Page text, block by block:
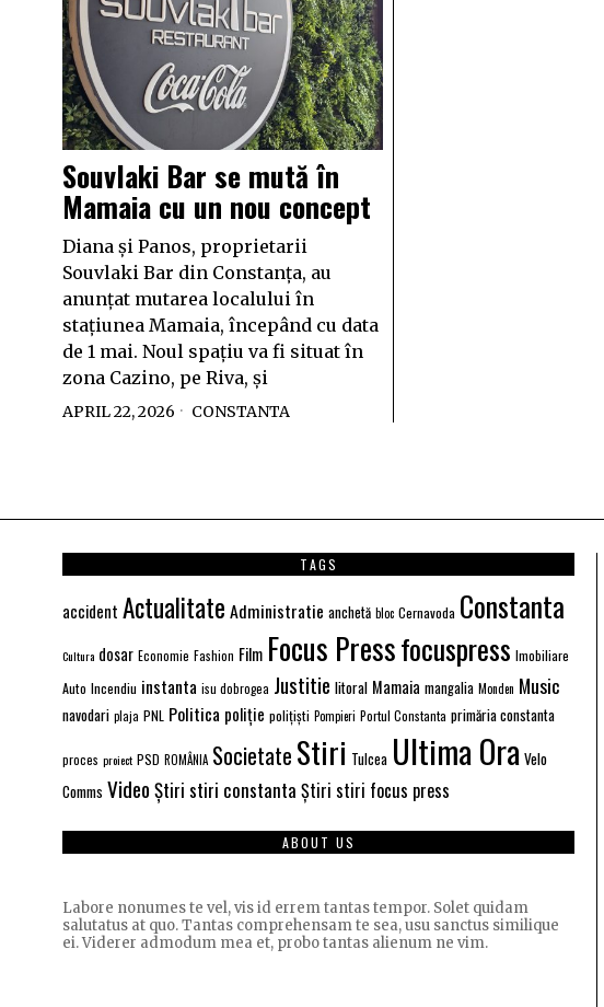
Souvlaki Bar se mută în
Mamaia cu un nou concept
Diana și Panos, proprietarii
Souvlaki Bar din Constanța, au
anunțat mutarea localului în
stațiunea Mamaia, începând cu data
de 1 mai. Noul spațiu va fi situat în
zona Cazino, pe Riva, și
APRIL 22, 2026 CONSTANTA
TAGS
accident Actualitate Administratie anchetă bloc Cernavoda Constanta
Cultura dosar Economie Fashion Film Focus Pressfocuspress Imobiliare
Auto Incendiu instanta isu dobrogea Justitie litoral Mamaia mangalia Monden Music
navodari plaja PNL Politica poliție polițiști Pompieri Portul Constanta primăria constanta
proces proiect PSD ROMÂNIA Societate Stiri Tulcea Ultima Ora Velo
Comms Video Știri stiri constanta Știri stiri focus press
ABOUT US
Labore nonumes te vel, vis id errem tantas tempor. Solet quidam
salutatus at quo. Tantas comprehensam te sea, usu sanctus similique
ei. Viderer admodum mea et, probo tantas alienum ne vim.